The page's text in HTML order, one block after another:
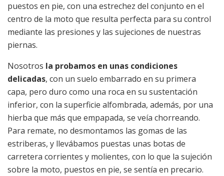
puestos en pie, con una estrechez del conjunto en el
centro de la moto que resulta perfecta para su control
mediante las presiones y las sujeciones de nuestras
piernas.
Nosotros la probamos en unas condiciones
delicadas, con un suelo embarrado en su primera
capa, pero duro como una roca en su sustentación
inferior, con la superficie alfombrada, además, por una
hierba que más que empapada, se veía chorreando.
Para remate, no desmontamos las gomas de las
estriberas, y llevábamos puestas unas botas de
carretera corrientes y molientes, con lo que la sujeción
sobre la moto, puestos en pie, se sentía en precario.